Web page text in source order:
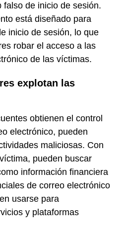
falso de inicio de sesión.
está diseñado para
inicio de sesión, lo que
robar el acceso a las
de las víctimas.
explotan las
obtienen el control
electrónico, pueden
maliciosas. Con
pueden buscar
información financiera
de correo electrónico
usarse para
y plataformas